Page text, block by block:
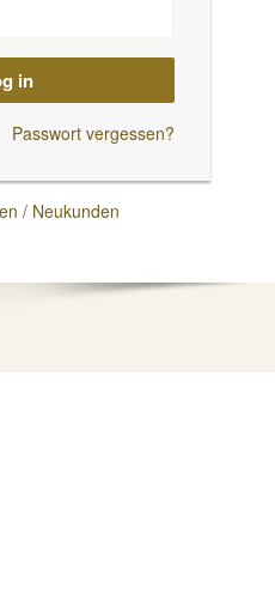
in
Passwort vergessen?
/ Neukunden